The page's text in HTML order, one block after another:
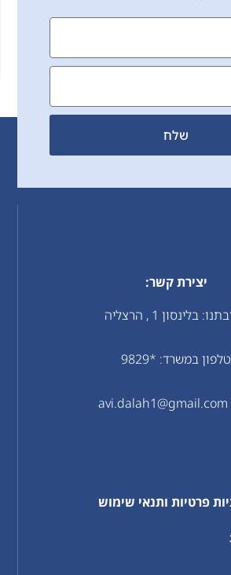
שלח
יצירת קשר:
בלינסון 1 , הרצליה
טלפון במשרד: *9829
פרטיות ותנאי שימוש